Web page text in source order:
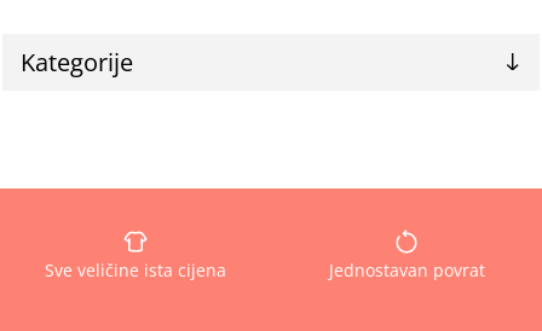
Kategorije
Sve veličine ista cijena Jednostavan povrat